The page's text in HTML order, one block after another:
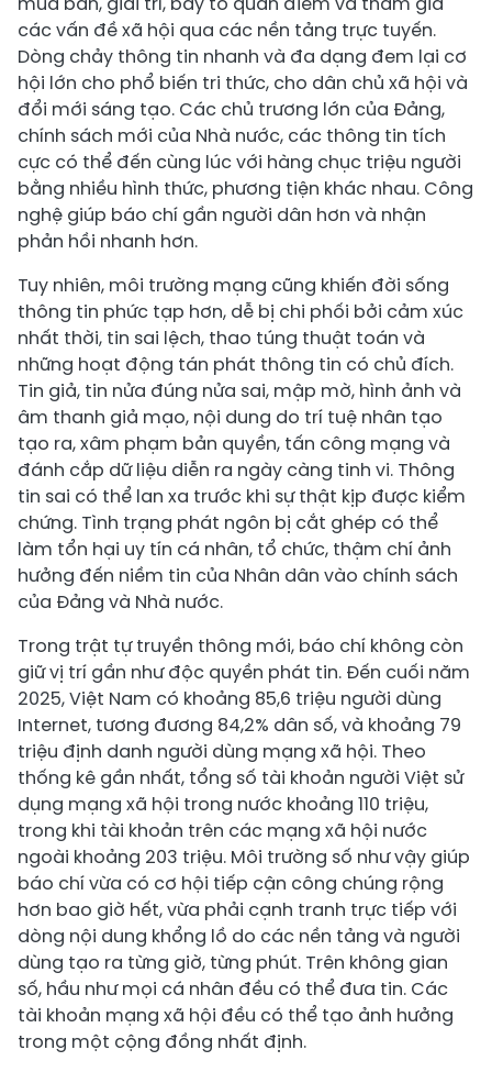
các vấn đề xã hội qua các nền tảng trực tuyến.
Dòng chảy thông tin nhanh và đa dạng đem lại cơ
hội lớn cho phổ biến tri thức, cho dân chủ xã hội và
đổi mới sáng tạo. Các chủ trương lớn của Đảng,
chính sách mới của Nhà nước, các thông tin tích
cực có thể đến cùng lúc với hàng chục triệu người
bằng nhiều hình thức, phương tiện khác nhau. Công
nghệ giúp báo chí gần người dân hơn và nhận
phản hồi nhanh hơn.
Tuy nhiên, môi trường mạng cũng khiến đời sống
thông tin phức tạp hơn, dễ bị chi phối bởi cảm xúc
nhất thời, tin sai lệch, thao túng thuật toán và
những hoạt động tán phát thông tin có chủ đích.
Tin giả, tin nửa đúng nửa sai, mập mờ, hình ảnh và
âm thanh giả mạo, nội dung do trí tuệ nhân tạo
tạo ra, xâm phạm bản quyền, tấn công mạng và
đánh cắp dữ liệu diễn ra ngày càng tinh vi. Thông
tin sai có thể lan xa trước khi sự thật kịp được kiểm
chứng. Tình trạng phát ngôn bị cắt ghép có thể
làm tổn hại uy tín cá nhân, tổ chức, thậm chí ảnh
hưởng đến niềm tin của Nhân dân vào chính sách
của Đảng và Nhà nước.
Trong trật tự truyền thông mới, báo chí không còn
giữ vị trí gần như độc quyền phát tin. Đến cuối năm
2025, Việt Nam có khoảng 85,6 triệu người dùng
Internet, tương đương 84,2% dân số, và khoảng 79
triệu định danh người dùng mạng xã hội. Theo
thống kê gần nhất, tổng số tài khoản người Việt sử
dụng mạng xã hội trong nước khoảng 110 triệu,
trong khi tài khoản trên các mạng xã hội nước
ngoài khoảng 203 triệu. Môi trường số như vậy giúp
báo chí vừa có cơ hội tiếp cận công chúng rộng
hơn bao giờ hết, vừa phải cạnh tranh trực tiếp với
dòng nội dung khổng lồ do các nền tảng và người
dùng tạo ra từng giờ, từng phút. Trên không gian
số, hầu như mọi cá nhân đều có thể đưa tin. Các
tài khoản mạng xã hội đều có thể tạo ảnh hưởng
trong một cộng đồng nhất định.